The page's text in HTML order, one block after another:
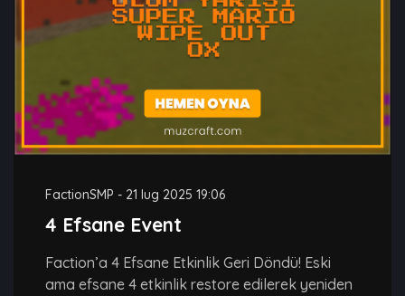
FactionSMP - 21 lug 2025 19:06
4 Efsane Event
Faction’a 4 Efsane Etkinlik Geri Döndü! Eski
ama efsane 4 etkinlik restore edilerek yeniden